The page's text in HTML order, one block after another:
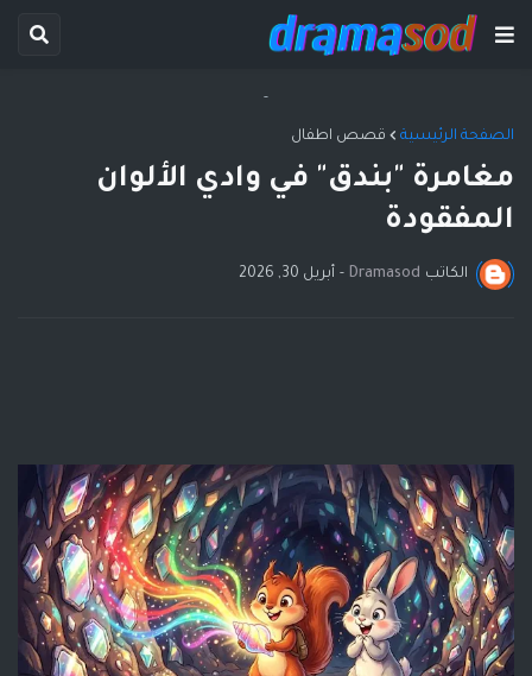
-
الصفحة الرئيسية قصص اطفال
مغامرة "بندق" في وادي الألوان
المفقودة
الكاتب Dramasod
- أبريل 30, 2026